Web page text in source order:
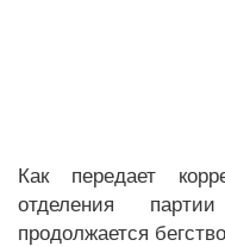
Как передает
отделения
продолжается